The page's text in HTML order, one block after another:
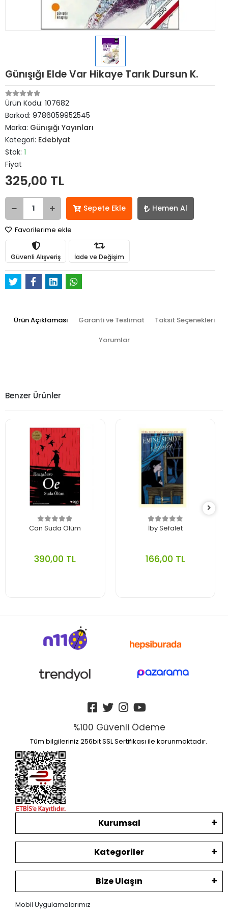
Günışığı Elde Var Hikaye Tarık Dursun K.
Ürün Kodu: 107682
Barkod: 9786059952545
Marka: Günışığı Yayınları
Kategori: Edebiyat
Stok: 1
Fiyat
325,00 TL
Sepete Ekle Hemen Al
Favorilerime ekle
Güvenli Alışveriş İade ve Değişim
Ürün Açıklaması Garanti ve Teslimat Taksit Seçenekleri
Yorumlar
Benzer Ürünler
Can Suda Ölüm
390,00 TL
İby Sefalet
166,00 TL
%100 Güvenli Ödeme
Tüm bilgileriniz 256bit SSL Sertifikası ile korunmaktadır.
Kurumsal
Kategoriler
Bize Ulaşın
Mobil Uygulamalarımız